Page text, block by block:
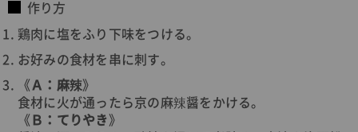
作り方
鶏肉に塩をふり下味をつける。
お好みの食材を串に刺す。
《 Ａ：麻辣》
食材に火が通ったら京の麻辣醤をかける。
《 Ｂ：てりやき 》